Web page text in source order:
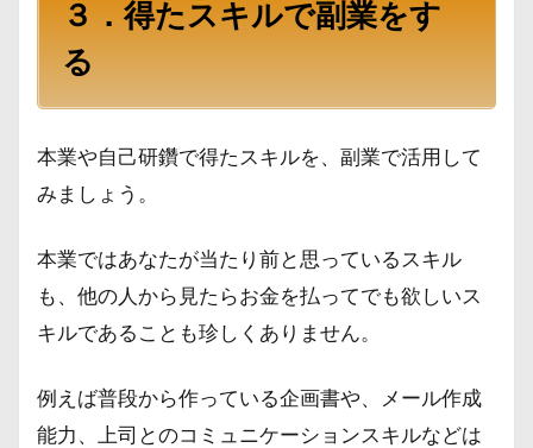
３．得たスキルで副業をす
る
本業や自己研鑽で得たスキルを、副業で活用して
みましょう。
本業ではあなたが当たり前と思っているスキル
も、他の人から見たらお金を払ってでも欲しいス
キルであることも珍しくありません。
例えば普段から作っている企画書や、メール作成
能力、上司とのコミュニケーションスキルなどは